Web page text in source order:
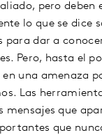
pero deben
lo que se dice
para dar a
Pero, hasta el
en una amenaza
Las
mensajes que
que